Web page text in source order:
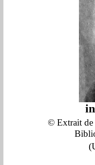
© Extrait de